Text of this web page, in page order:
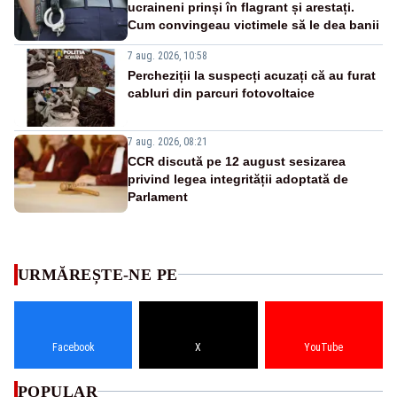
ucraineni prinși în flagrant și arestați.
Cum convingeau victimele să le dea banii
7 aug. 2026, 10:58
Percheziții la suspecți acuzați că au furat
cabluri din parcuri fotovoltaice
7 aug. 2026, 08:21
CCR discută pe 12 august sesizarea
privind legea integrității adoptată de
Parlament
URMĂREȘTE-NE PE
Facebook X YouTube
POPULAR